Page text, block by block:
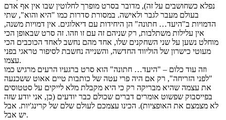
נפלא כשחושבים על זה), מדובר בסרט מופרך לחלוטין שבו אין אף אדם
בעולם מעבר לגבר ולאישה. במסורת סדרות כמו "היא והוא", שתי
הדמויות ב"היעד… חתונה" הן היחידות עם דיאלוגים. אין דמויות משנה,
אין עלילות משתלבות, רק שניהם זה עם זו וזהו. זה סרט שבאופן הכי
מוחלט נשען על שני השחקנים שלו, אחד מהם נחשב לאחד הכוכבים הכי
מעוטי כישרון של הוליווד החדשה, והשנייה נחשבת לסיפור טראגי בפני
עצמו.
וזה עוד כלום – "היעד… חתונה" הוא סרט ברגעיו הרעים מרגיש כמו
"לפני הזריחה", רק אם היה פרי עטה של כותבות טיים אאוט ששכנעה
את עצמה שהיא מבריקה רק כי היא מקבלת מלא לייקים על סטטוסים
בפייסבוק שפשוט אומרים דברים שכולם כבר יודעים (כן, אני יודע שזה
לא מצמצם את האופציות). הכינו עצמכם לעולם שלם של קרינג'יות. אבל
יש אבל.